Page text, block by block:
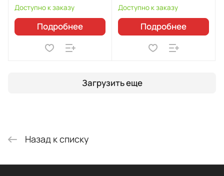
Доступно к заказу
Подробнее
Доступно к заказу
Подробнее
Загрузить еще
Назад к списку